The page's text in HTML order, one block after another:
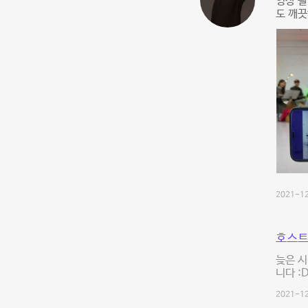
도 깨
2021-
호스
늦은
니다
2021-